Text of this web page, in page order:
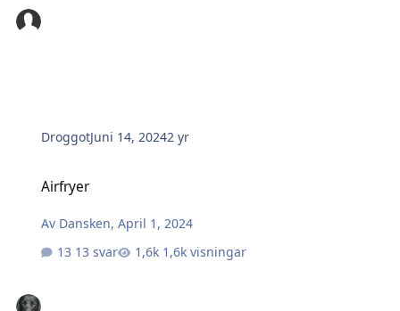
DroggotJuni 14, 20242 yr
Airfryer
Av Dansken,April 1, 2024
13 svar
1,6k visningar